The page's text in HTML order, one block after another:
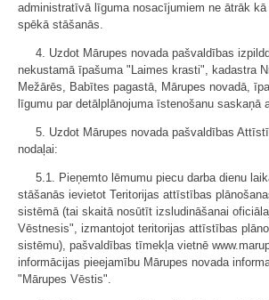
administratīvā līguma nosacījumiem ne ātrāk kā
spēkā stāšanās.
4. Uzdot Mārupes novada pašvaldības
nekustamā īpašuma "Laimes krasti", kadastra
Mežārēs, Babītes pagastā, Mārupes novadā,
līgumu par detālplānojuma īstenošanu saskaņā
5. Uzdot Mārupes novada pašvaldības
nodaļai:
5.1. Pieņemto lēmumu piecu darba dienu
stāšanās ievietot Teritorijas attīstības
sistēmā (tai skaitā nosūtīt izsludināšanai
Vēstnesis", izmantojot teritorijas attīstības
sistēmu), pašvaldības tīmekļa vietnē
informācijas pieejamību Mārupes novada
"Mārupes Vēstis".